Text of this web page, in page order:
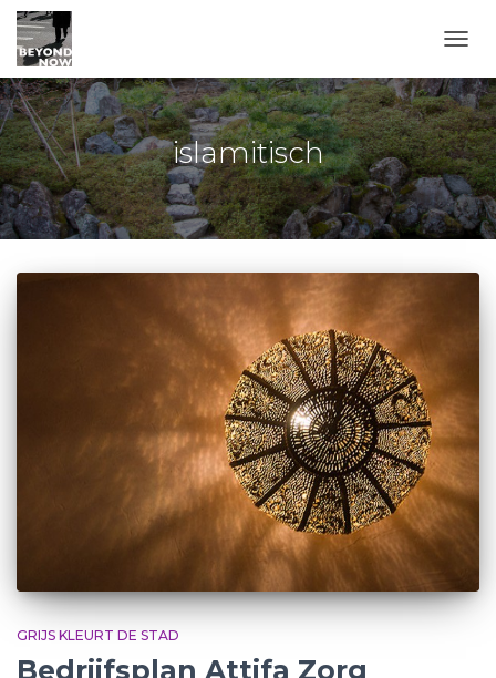
islamitisch
GRIJS KLEURT DE STAD
Bedrijfsplan Attifa Zorg